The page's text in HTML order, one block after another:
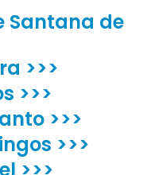
Santana de
>>>
>>>
>>>
>>>